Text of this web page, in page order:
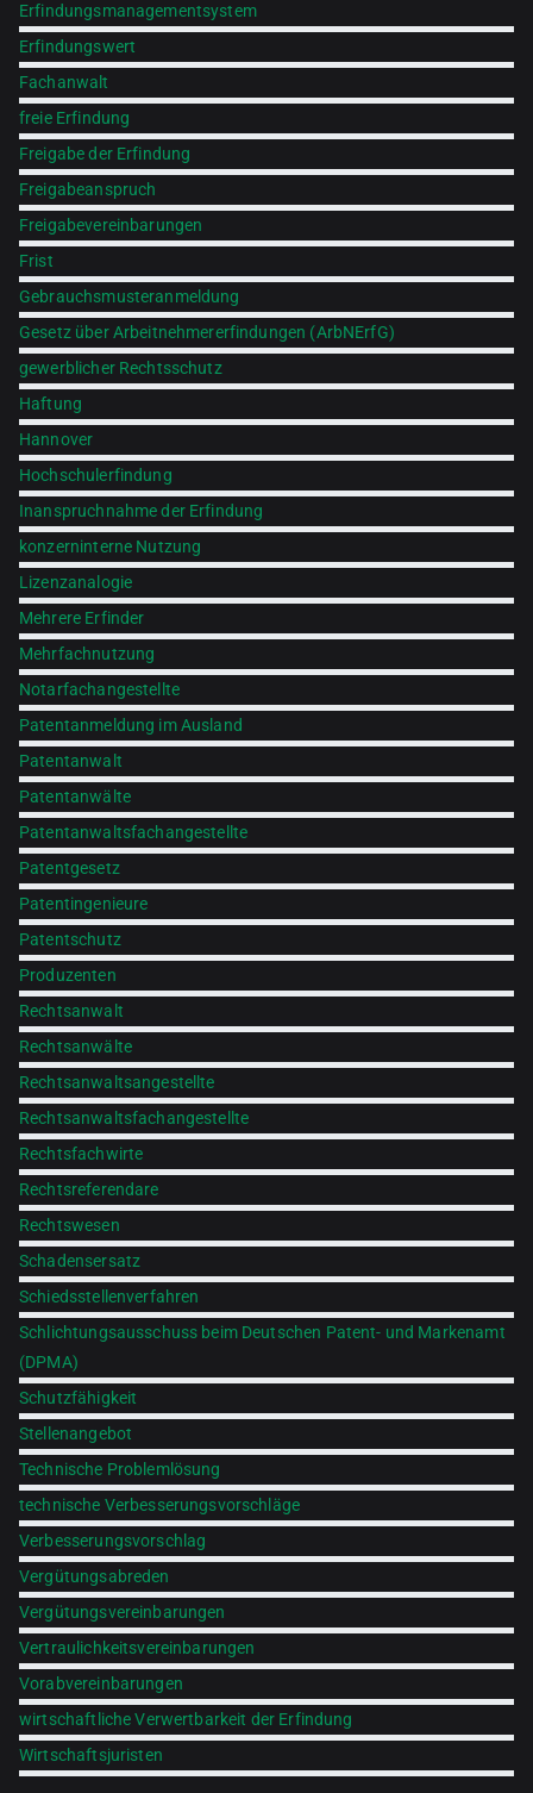
Erfindungsmanagementsystem
Erfindungswert
Fachanwalt
freie Erfindung
Freigabe der Erfindung
Freigabeanspruch
Freigabevereinbarungen
Frist
Gebrauchsmusteranmeldung
Gesetz über Arbeitnehmererfindungen (ArbNErfG)
gewerblicher Rechtsschutz
Haftung
Hannover
Hochschulerfindung
Inanspruchnahme der Erfindung
konzerninterne Nutzung
Lizenzanalogie
Mehrere Erfinder
Mehrfachnutzung
Notarfachangestellte
Patentanmeldung im Ausland
Patentanwalt
Patentanwälte
Patentanwaltsfachangestellte
Patentgesetz
Patentingenieure
Patentschutz
Produzenten
Rechtsanwalt
Rechtsanwälte
Rechtsanwaltsangestellte
Rechtsanwaltsfachangestellte
Rechtsfachwirte
Rechtsreferendare
Rechtswesen
Schadensersatz
Schiedsstellenverfahren
Schlichtungsausschuss beim Deutschen Patent- und Markenamt
(DPMA)
Schutzfähigkeit
Stellenangebot
Technische Problemlösung
technische Verbesserungsvorschläge
Verbesserungsvorschlag
Vergütungsabreden
Vergütungsvereinbarungen
Vertraulichkeitsvereinbarungen
Vorabvereinbarungen
wirtschaftliche Verwertbarkeit der Erfindung
Wirtschaftsjuristen